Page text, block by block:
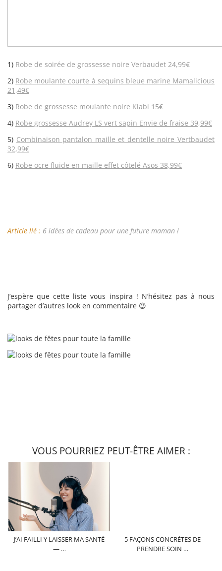
1) Robe de soirée de grossesse noire Verbaudet 24,99€
2) Robe moulante courte à sequins bleue marine Mamalicious
21,49€
3) Robe de grossesse moulante noire Kiabi 15€
4) Robe grossesse Audrey LS vert sapin Envie de fraise 39,99€
5) Combinaison pantalon maille et dentelle noire Vertbaudet
32,99€
6) Robe ocre fluide en maille effet côtelé Asos 38,99€
Article lié : 6 idées de cadeau pour une future maman !
J’espère que cette liste vous inspira ! N’hésitez pas à nous
partager d’autres look en commentaire 😉
VOUS POURRIEZ PEUT-ÊTRE AIMER :
J’AI FAILLI Y LAISSER MA SANTÉ
— …
5 FAÇONS CONCRÈTES DE
PRENDRE SOIN …